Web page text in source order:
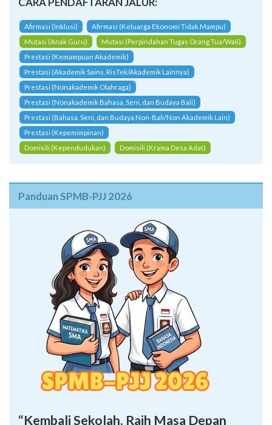
Afirmasi (Inklusi)
Afirmasi (Keluarga Ekonomi Tidak Mampu)
Mutasi (Anak Guru)
Mutasi (Perpindahan Tugas Orang Tua/Wali)
Prestasi (Kemampuan Akademik)
Prestasi (Akademik Sains, RisTek/Akademik Lainnya)
Prestasi (Nonakademik Olahraga)
Prestasi (Nonakademik Bahasa, Seni, dan Budaya Bali)
Prestasi (Bahasa, Seni, dan Budaya Non-Bali/Non Akademik Lain)
Prestasi (Kepemimpinan)
Domisili (Kependudukan)
Domisili (Krama Desa Adat)
Panduan SPMB-PJJ 2026
“Kembali Sekolah, Raih Masa Depan